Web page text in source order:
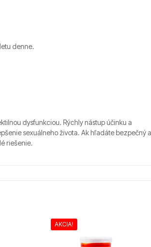
denne.
dysfunkciou. Rýchly nástup účinku a
sexuálneho života. Ak hľadáte bezpečný a
riešenie.
AKCIA!